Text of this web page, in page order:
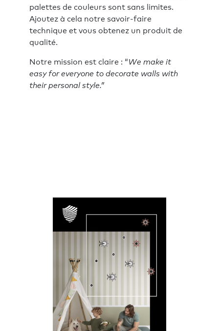
palettes de couleurs sont sans limites.
Ajoutez à cela notre savoir-faire
technique et vous obtenez un produit de
qualité.
Notre mission est claire : “We make it
easy for everyone to decorate walls with
their personal style.”